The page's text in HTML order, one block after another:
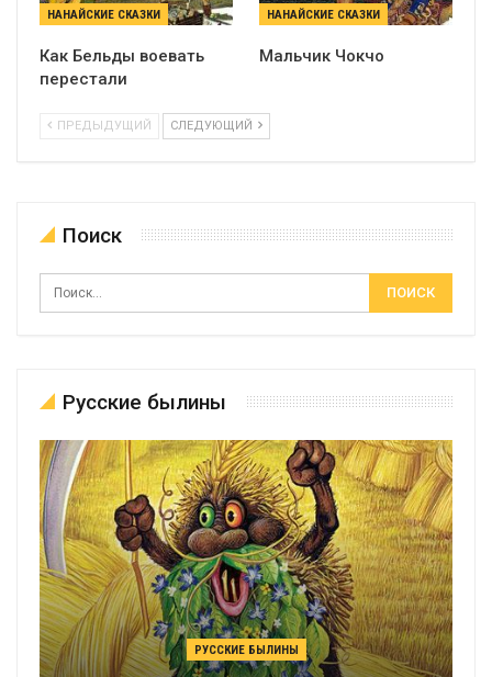
НАНАЙСКИЕ СКАЗКИ
Как Бельды воевать
перестали
НАНАЙСКИЕ СКАЗКИ
Мальчик Чокчо
ПРЕДЫДУЩИЙ СЛЕДУЮЩИЙ
Поиск
Русские былины
РУССКИЕ БЫЛИНЫ